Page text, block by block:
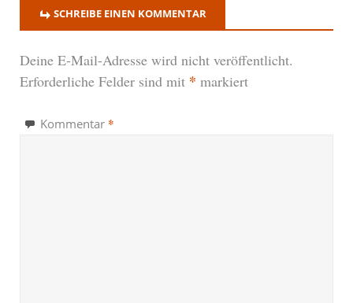
SCHREIBE EINEN KOMMENTAR
Deine E-Mail-Adresse wird nicht veröffentlicht.
Erforderliche Felder sind mit * markiert
Kommentar *